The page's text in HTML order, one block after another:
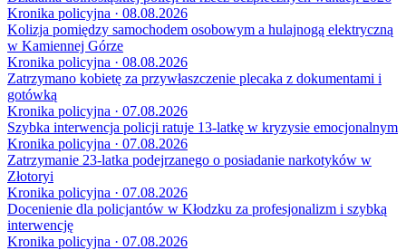
Kronika policyjna · 08.08.2026
Kolizja pomiędzy samochodem osobowym a hulajnogą elektryczną
w Kamiennej Górze
Kronika policyjna · 08.08.2026
Zatrzymano kobietę za przywłaszczenie plecaka z dokumentami i
gotówką
Kronika policyjna · 07.08.2026
Szybka interwencja policji ratuje 13-latkę w kryzysie emocjonalnym
Kronika policyjna · 07.08.2026
Zatrzymanie 23-latka podejrzanego o posiadanie narkotyków w
Złotoryi
Kronika policyjna · 07.08.2026
Docenienie dla policjantów w Kłodzku za profesjonalizm i szybką
interwencję
Kronika policyjna · 07.08.2026